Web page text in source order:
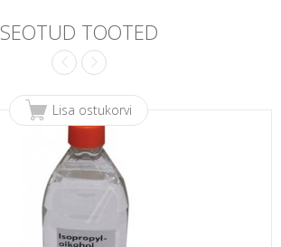
SEOTUD TOOTED
Lisa ostukorvi